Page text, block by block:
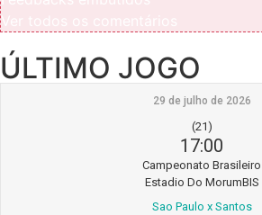
ÚLTIMO JOGO
29 de julho de 2026
(21)
17:00
Campeonato Brasileiro
Estadio Do MorumBIS
Sao Paulo x Santos